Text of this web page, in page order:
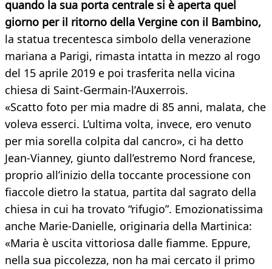
quando la sua porta centrale si è aperta quel
giorno per il ritorno della Vergine con il Bambino,
la statua trecentesca simbolo della venerazione
mariana a Parigi, rimasta intatta in mezzo al rogo
del 15 aprile 2019 e poi trasferita nella vicina
chiesa di Saint-Germain-l’Auxerrois.
«Scatto foto per mia madre di 85 anni, malata, che
voleva esserci. L’ultima volta, invece, ero venuto
per mia sorella colpita dal cancro», ci ha detto
Jean-Vianney, giunto dall’estremo Nord francese,
proprio all’inizio della toccante processione con
fiaccole dietro la statua, partita dal sagrato della
chiesa in cui ha trovato “rifugio”. Emozionatissima
anche Marie-Danielle, originaria della Martinica:
«Maria è uscita vittoriosa dalle fiamme. Eppure,
nella sua piccolezza, non ha mai cercato il primo